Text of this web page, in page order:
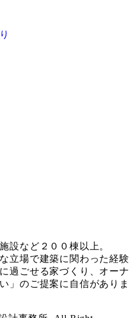
設など２００棟以上。
立場で建築に関わった経験
過ごせる家づくり、オーナ
」のご提案に自信がありま